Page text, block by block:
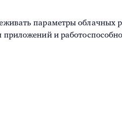
параметры облачных
и